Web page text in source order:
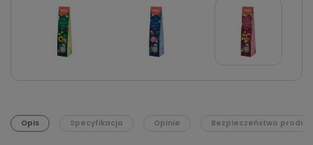
Opis Specyfikacja Opinie Bezpieczeństwo